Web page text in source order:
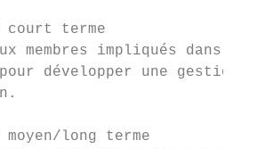
court terme
membres impliqués dans la
développer une gestion
long terme